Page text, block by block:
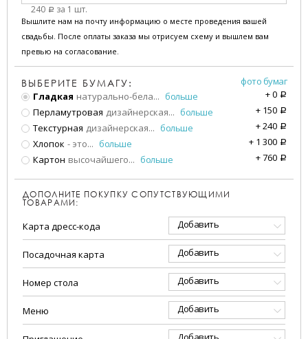
240 a за 1 шт.
Вышлите нам на почту информацию о месте проведения вашей
свадьбы. После оплаты заказа мы отрисуем схему и вышлем вам
превью на согласование.
ВЫБЕРИТЕ БУМАГУ:
фото бумаг
Гладкая натурально-бела... больше +0 a
Перламутровая дизайнерская... больше + 150 a
Текстурная дизайнерская... больше +240 a
Хлопок - это... больше + 1 300 a
Картон высочайшего... больше +760 a
ДОПОЛНИТЕ ПОКУПКУ СОПУТСТВУЮЩИМИ
ТОВАРАМИ:
Карта дресс-кода Добавить
Посадочная карта Добавить
Номер стола Добавить
Меню Добавить